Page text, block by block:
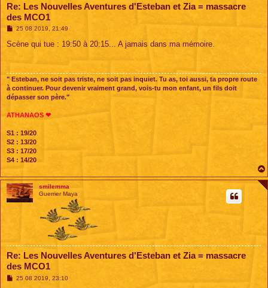
Re: Les Nouvelles Aventures d'Esteban et Zia = massacre
des MCO1
M
s
25 08 2019, 21:49
Scène qui tue : 19:50 à 20:15... A jamais dans ma mémoire.
" Esteban, ne soit pas triste, ne soit pas inquiet. Tu as, toi aussi, ta propre route
à continuer. Pour devenir vraiment grand, vois-tu mon enfant, un fils doit
dépasser son père."
ATHANAOS ❤
S1 : 19/20
S2 : 13/20
S3 : 17/20
S4 : 14/20
smilemma
Guerrier Maya
Re: Les Nouvelles Aventures d'Esteban et Zia = massacre
des MCO1
M25 08 2019, 23:10